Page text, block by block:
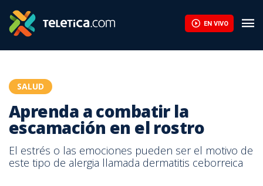
EN VIVO
SALUD
Aprenda a combatir la
escamación en el rostro
El estrés o las emociones pueden ser el motivo de
este tipo de alergia llamada dermatitis ceborreica